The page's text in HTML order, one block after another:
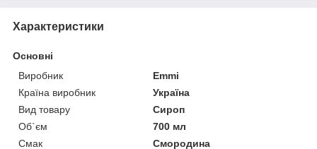
Характеристики
Основні
Виробник
Emmi
Країна виробник
Україна
Вид товару
Сироп
Об`єм
700 мл
Смак
Смородина